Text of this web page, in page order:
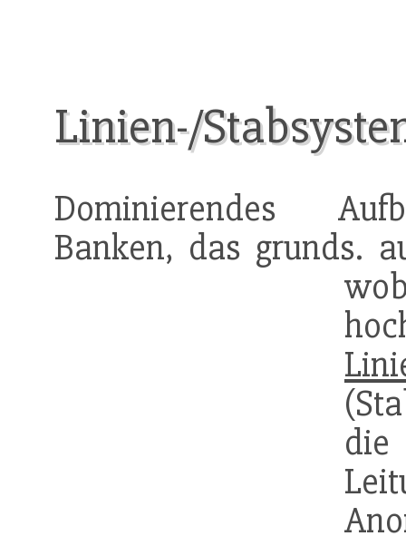
Linien-/
Dominierendes
Banken, das grunds.
die